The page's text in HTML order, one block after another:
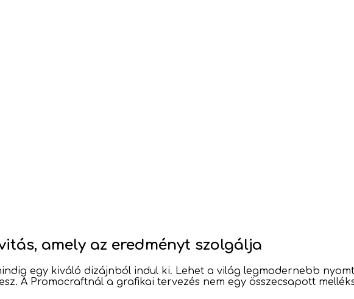
amely az eredményt szolgálja
egy kiváló dizájnból indul ki. Lehet a világ legmodernebb
A Promocraftnál a grafikai tervezés nem egy összecsapott